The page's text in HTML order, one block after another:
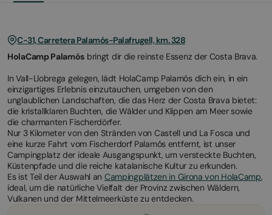
C-31, Carretera Palamós-Palafrugell, km. 328
HolaCamp Palamós bringt dir die reinste Essenz der Costa Brava.
In Vall-Llobrega gelegen, lädt HolaCamp Palamós dich ein, in ein
einzigartiges Erlebnis einzutauchen, umgeben von den
unglaublichen Landschaften, die das Herz der Costa Brava bietet:
die kristallklaren Buchten, die Wälder und Klippen am Meer sowie
die charmanten Fischerdörfer.
Nur 3 Kilometer von den Stränden von Castell und La Fosca und
eine kurze Fahrt vom Fischerdorf Palamós entfernt, ist unser
Campingplatz der ideale Ausgangspunkt, um versteckte Buchten,
Küstenpfade und die reiche katalanische Kultur zu erkunden.
Es ist Teil der Auswahl an Campingplätzen in Girona von HolaCamp,
ideal, um die natürliche Vielfalt der Provinz zwischen Wäldern,
Vulkanen und der Mittelmeerküste zu entdecken.